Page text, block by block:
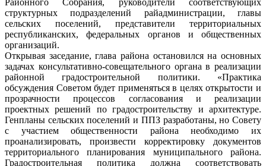
структурных подразделений райадминистрации, главы
сельских поселений, представители территориальных
республиканских, федеральных органов и общественных
организаций.
Открывая заседание, глава района остановился на основных
задачах консультативно-совещательного органа в реализации
районной градостроительной политики. «Практика
обсуждения Советом будет применяться в целях открытости и
прозрачности процессов согласования и реализации
проектных решений по градостроительству и архитектуре.
Генпланы сельских поселений и ППЗ разработаны, но Совету
с участием общественности района необходимо их
проанализировать, произвести корректировку документов
территориального планирования муниципального района.
Градостроительная политика должна соответствовать